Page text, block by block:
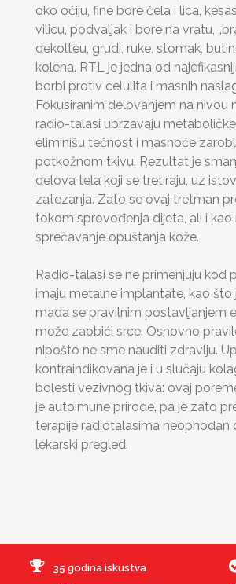
oko očiju, fine bore čela i lica,
vilicu, podvaljak i bore na vratu,
dekolteu, grudi, ruke, stomak,
kolena. RTL je jedna od
borbi protiv celulita i masnih
Fokusiranim delovanjem na nivou
radio-talasi ubrzavaju
eliminišu tečnost i masnoće
potkožnom tkivu. Rezultat je
delova tela koji se tretiraju, uz
zatezanja. Zato se ovaj tretman
tokom sprovođenja dijeta, ali i
sprečavanje opuštanja kože.
Radio-talasi se ne primenjuju kod
imaju metalne implantate, kao što
mada se pravilnim postavljanjem
može zaobići srce. Osnovno
nipošto ne sme nauditi zdravlju.
kontraindikovana je i u slučaju
bolesti vezivnog tkiva: ovaj
je autoimune prirode, pa je zato
terapije radiotalasima neophodan
lekarski pregled.
35 godina iskustva